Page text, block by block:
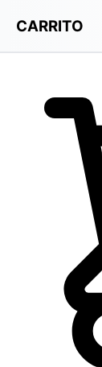
CARRITO